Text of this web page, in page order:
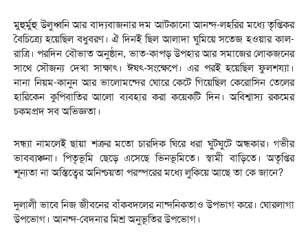
মুহুর্মুহু উলুধ্বনি আর বাদ্যবাজনার দম আটকানো আনন্দ-লহরির মধ্যে তৃপ্তিকর
বৈচিত্র্যে হয়েছিল বধুবরণ। ঐ দিনই ছিল আলাদা ঘুমিয়ে সতেজ হওয়ার কাল-
রাত্রি। পরদিন বৌভাত অনুষ্ঠান, ভাত-কাপড় উপহার আর সমাজের লোকজনের
সাথে সৌজন্য দেখা সাক্ষাৎ। ঈষৎ-সংক্ষেপে। এর পরই হয়েছিল ফুলশয্যা।
নানা নিয়ম-কানুন আর ভালোমন্দের ঘোরে কেটে গিয়েছিল কেরোসিন তেলের
হারিকেন কুপিবাতির আলো ব্যবহার করা কয়েকটি দিন। অবিশ্বাস্য রকমের
চকমপ্রদ সব অভিজ্ঞতা।
সন্ধ্যা নামলেই ছায়া শত্রুর মতো চারদিক ঘিরে ধরা ঘুটঘুটে অন্ধকার। গভীর
ভাবব্যঞ্চনা। পিতৃভূমি ছেড়ে এসেছে ভিনভূমিতে। স্বামী বাড়িতে। অতৃপ্তির
শূন্যতা না অস্তিত্বের অনিশ্চয়তা পরস্পরের মধ্যে লুকিয়ে আছে তা কে জানে?
দুলালী ভাবে নিজ জীবনের বাঁকবদলের নান্দনিকতাও উপভাগ করে। ঘোরলাগা
উপভোগ। আনন্দ-বেদনার মিশ্র অনুভূতির উপভোগ।